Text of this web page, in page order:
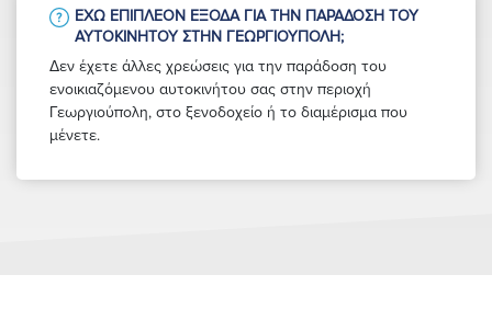
ΈΧΩ ΕΠΙΠΛΈΟΝ ΈΞΟΔΑ ΓΙΑ ΤΗΝ ΠΑΡΆΔΟΣΗ ΤΟΥ
ΑΥΤΟΚΙΝΉΤΟΥ ΣΤΗΝ ΓΕΩΡΓΙΟΎΠΟΛΗ;
Δεν έχετε άλλες χρεώσεις για την παράδοση του
ενοικιαζόμενου αυτοκινήτου σας στην περιοχή
Γεωργιούπολη, στο ξενοδοχείο ή το διαμέρισμα που
μένετε.